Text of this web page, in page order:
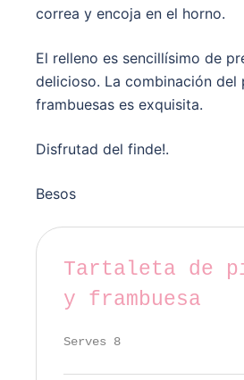
correa y encoja en el horno.
El relleno es sencillísimo de
delicioso. La combinación del
frambuesas es exquisita.
Disfrutad del finde!.
Besos
Tartaleta de
y frambuesa
Serves 8